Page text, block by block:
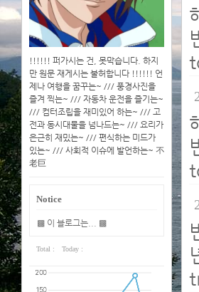
!!!!!! 퍼가시는 건, 못막습니다. 하지
만 원문 재게시는 불허합니다 !!!!!! 언
제나 여행을 꿈꾸는~ /// 풍경사진을
즐겨 찍는~ /// 자동차 운전을 즐기는~
/// 컴터조립을 재미있어 하는~ /// 고
전과 동시대물을 넘나드는~ /// 요리가
은근히 재밌는~ /// 편식하는 미드가
있는~ /// 사회적 이슈에 발언하는~ 不
老巨
Notice
▩ 이 블로그는... ▩
Total : Today :